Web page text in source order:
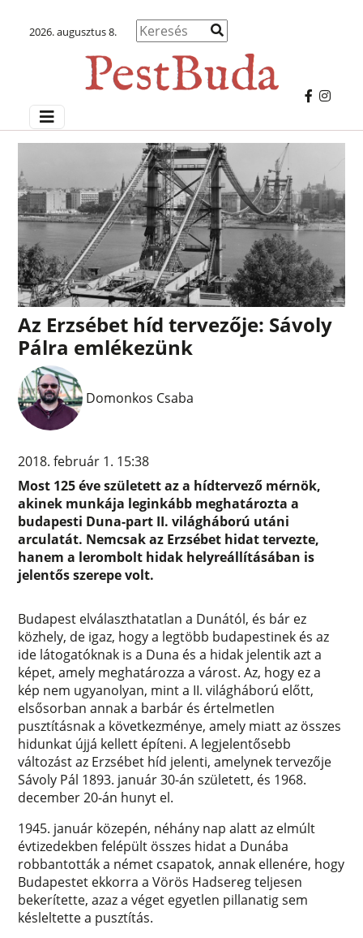
2026. augusztus 8.
Az Erzsébet híd tervezője: Sávoly
Pálra emlékezünk
Domonkos Csaba
2018. február 1. 15:38
Most 125 éve született az a hídtervező mérnök,
akinek munkája leginkább meghatározta a
budapesti Duna-part II. világháború utáni
arculatát. Nemcsak az Erzsébet hidat tervezte,
hanem a lerombolt hidak helyreállításában is
jelentős szerepe volt.
Budapest elválaszthatatlan a Dunától, és bár ez
közhely, de igaz, hogy a legtöbb budapestinek és az
ide látogatóknak is a Duna és a hidak jelentik azt a
képet, amely meghatározza a várost. Az, hogy ez a
kép nem ugyanolyan, mint a II. világháború előtt,
elsősorban annak a barbár és értelmetlen
pusztításnak a következménye, amely miatt az összes
hidunkat újjá kellett építeni. A legjelentősebb
változást az Erzsébet híd jelenti, amelynek tervezője
Sávoly Pál 1893. január 30-án született, és 1968.
december 20-án hunyt el.
1945. január közepén, néhány nap alatt az elmúlt
évtizedekben felépült összes hidat a Dunába
robbantották a német csapatok, annak ellenére, hogy
Budapestet ekkorra a Vörös Hadsereg teljesen
bekerítette, azaz a véget egyetlen pillanatig sem
késleltette a pusztítás.